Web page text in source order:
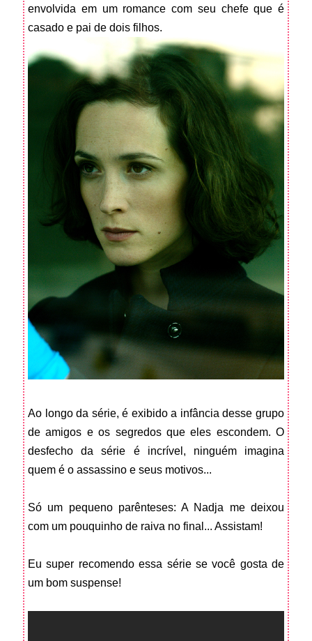
envolvida em um romance com seu chefe que é
casado e pai de dois filhos.
Ao longo da série, é exibido a infância desse grupo
de amigos e os segredos que eles escondem. O
desfecho da série é incrível, ninguém imagina
quem é o assassino e seus motivos...
Só um pequeno parênteses: A Nadja me deixou
com um pouquinho de raiva no final... Assistam!
Eu super recomendo essa série se você gosta de
um bom suspense!